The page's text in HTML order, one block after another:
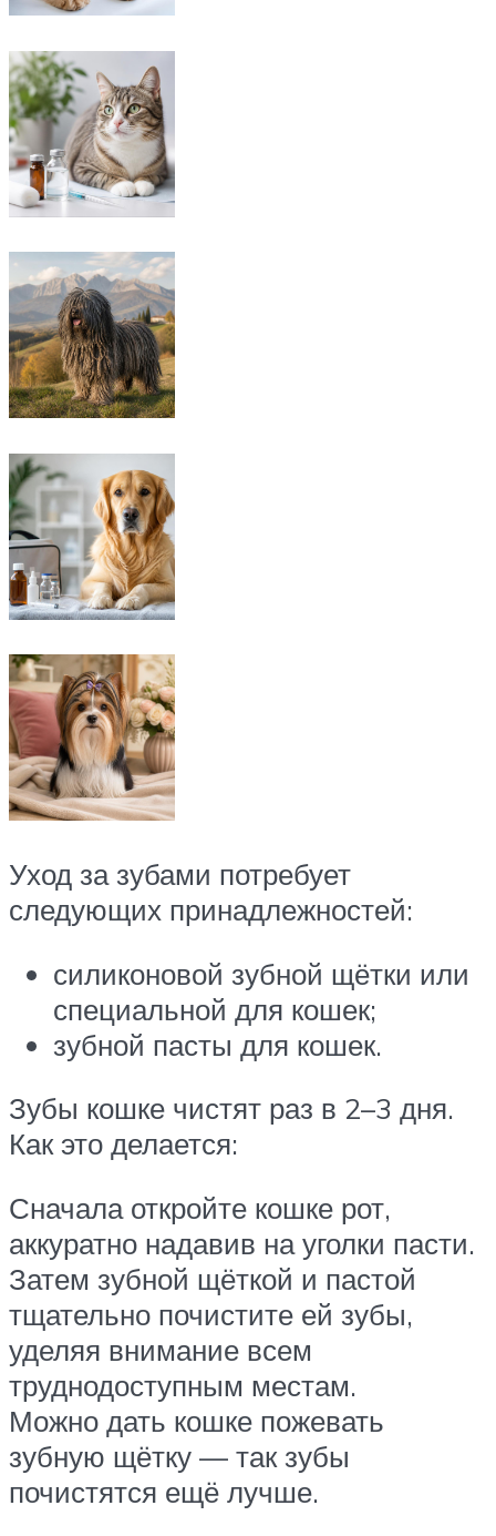
Уход за зубами потребует
следующих принадлежностей:
силиконовой зубной щётки или
специальной для кошек;
зубной пасты для кошек.
Зубы кошке чистят раз в 2–3 дня.
Как это делается:
Сначала откройте кошке рот,
аккуратно надавив на уголки пасти.
Затем зубной щёткой и пастой
тщательно почистите ей зубы,
уделяя внимание всем
труднодоступным местам.
Можно дать кошке пожевать
зубную щётку — так зубы
почистятся ещё лучше.